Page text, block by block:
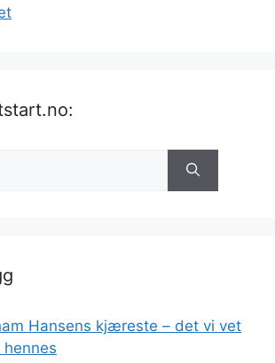
Hansens kjæreste – det vi vet